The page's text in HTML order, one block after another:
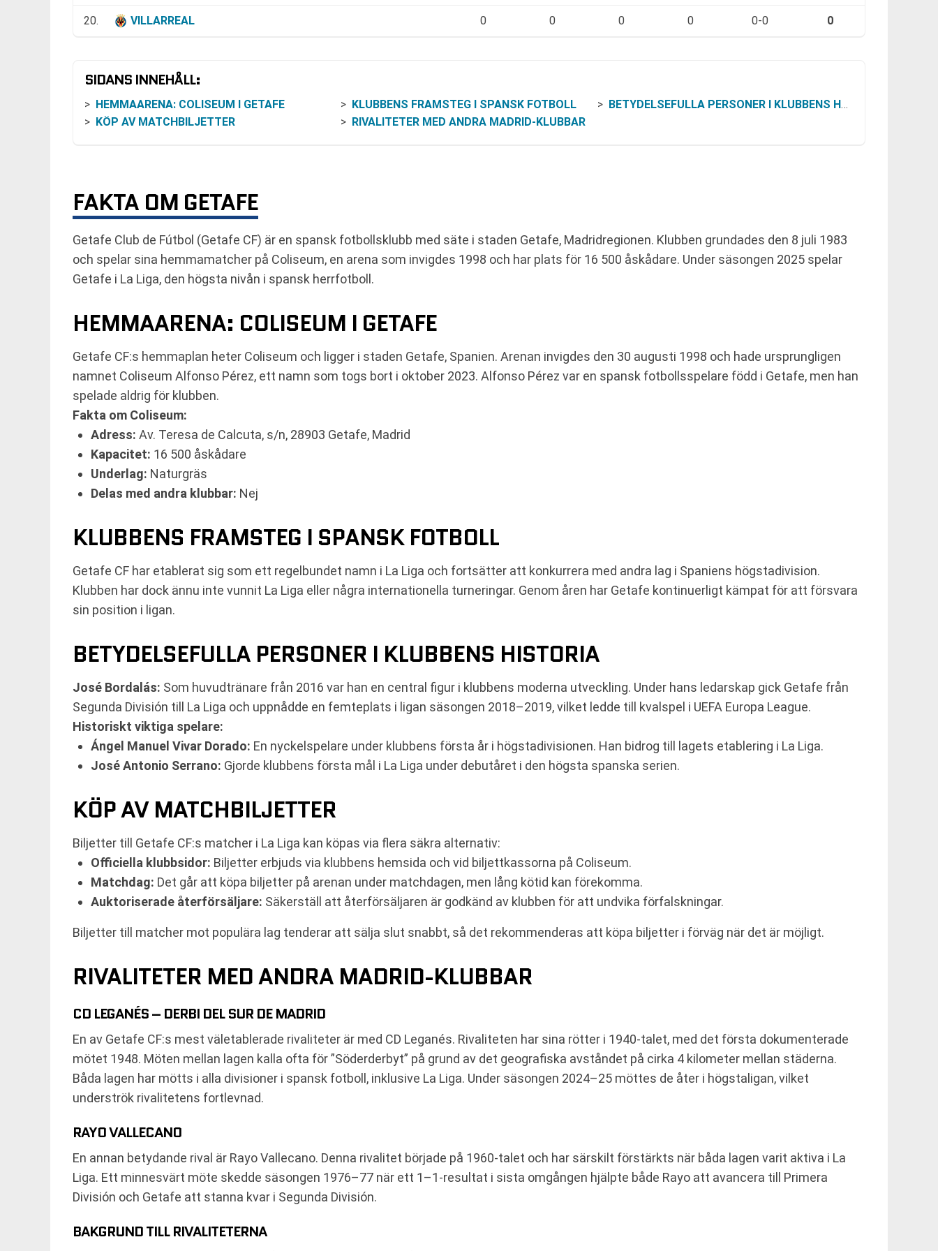
20. VILLARREAL 0 0 0 0 0-0 0
SIDANS INNEHÅLL:
HEMMAARENA: COLISEUM I GETAFE KLUBBENS FRAMSTEG I SPANSK FOTBOLL
BETYDELSEFULLA PERSONER I KLUBBENS HISTORIA
KÖP AV MATCHBILJETTER
RIVALITETER MED ANDRA MADRID-KLUBBAR
FAKTA OM GETAFE
Getafe Club de Fútbol (Getafe CF) är en spansk fotbollsklubb med säte i staden Getafe, Madridregionen. Klubben grundades den 8 juli 1983
och spelar sina hemmamatcher på Coliseum, en arena som invigdes 1998 och har plats för 16 500 åskådare. Under säsongen 2025 spelar
Getafe i La Liga, den högsta nivån i spansk herrfotboll.
HEMMAARENA: COLISEUM I GETAFE
Getafe CF:s hemmaplan heter Coliseum och ligger i staden Getafe, Spanien. Arenan invigdes den 30 augusti 1998 och hade ursprungligen
namnet Coliseum Alfonso Pérez, ett namn som togs bort i oktober 2023. Alfonso Pérez var en spansk fotbollsspelare född i Getafe, men han
spelade aldrig för klubben.
Fakta om Coliseum:
Adress: Av. Teresa de Calcuta, s/n, 28903 Getafe, Madrid
Kapacitet: 16 500 åskådare
Underlag: Naturgräs
Delas med andra klubbar: Nej
KLUBBENS FRAMSTEG I SPANSK FOTBOLL
Getafe CF har etablerat sig som ett regelbundet namn i La Liga och fortsätter att konkurrera med andra lag i Spaniens högstadivision.
Klubben har dock ännu inte vunnit La Liga eller några internationella turneringar. Genom åren har Getafe kontinuerligt kämpat för att försvara
sin position i ligan.
BETYDELSEFULLA PERSONER I KLUBBENS HISTORIA
José Bordalás: Som huvudtränare från 2016 var han en central figur i klubbens moderna utveckling. Under hans ledarskap gick Getafe från
Segunda División till La Liga och uppnådde en femteplats i ligan säsongen 2018–2019, vilket ledde till kvalspel i UEFA Europa League.
Historiskt viktiga spelare:
Ángel Manuel Vivar Dorado: En nyckelspelare under klubbens första år i högstadivisionen. Han bidrog till lagets etablering i La Liga.
José Antonio Serrano: Gjorde klubbens första mål i La Liga under debutåret i den högsta spanska serien.
KÖP AV MATCHBILJETTER
Biljetter till Getafe CF:s matcher i La Liga kan köpas via flera säkra alternativ:
Officiella klubbsidor: Biljetter erbjuds via klubbens hemsida och vid biljettkassorna på Coliseum.
Matchdag: Det går att köpa biljetter på arenan under matchdagen, men lång kötid kan förekomma.
Auktoriserade återförsäljare: Säkerställ att återförsäljaren är godkänd av klubben för att undvika förfalskningar.
Biljetter till matcher mot populära lag tenderar att sälja slut snabbt, så det rekommenderas att köpa biljetter i förväg när det är möjligt.
RIVALITETER MED ANDRA MADRID-KLUBBAR
CD LEGANÉS – DERBI DEL SUR DE MADRID
En av Getafe CF:s mest väletablerade rivaliteter är med CD Leganés. Rivaliteten har sina rötter i 1940-talet, med det första dokumenterade
mötet 1948. Möten mellan lagen kalla ofta för ”Söderderbyt” på grund av det geografiska avståndet på cirka 4 kilometer mellan städerna.
Båda lagen har mötts i alla divisioner i spansk fotboll, inklusive La Liga. Under säsongen 2024–25 möttes de åter i högstaligan, vilket
underströk rivalitetens fortlevnad.
RAYO VALLECANO
En annan betydande rival är Rayo Vallecano. Denna rivalitet började på 1960-talet och har särskilt förstärkts när båda lagen varit aktiva i La
Liga. Ett minnesvärt möte skedde säsongen 1976–77 när ett 1–1-resultat i sista omgången hjälpte både Rayo att avancera till Primera
División och Getafe att stanna kvar i Segunda División.
BAKGRUND TILL RIVALITETERNA